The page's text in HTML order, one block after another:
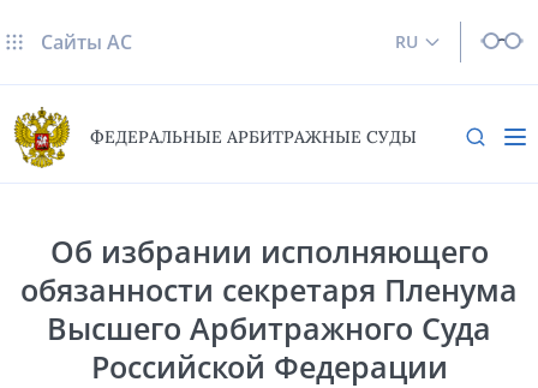
RU
Сайты AC
ФЕДЕРАЛЬНЫЕ АРБИТРАЖНЫЕ СУДЫ
Об избрании исполняющего
обязанности секретаря Пленума
Высшего Арбитражного Суда
Российской Федерации